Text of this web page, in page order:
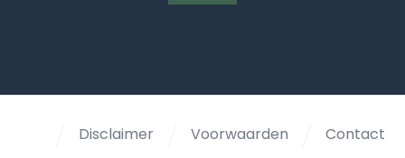
Contact
Voorwaarden
Disclaimer